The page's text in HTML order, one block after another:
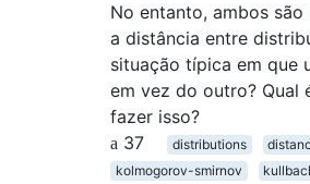
No entanto, ambos
a distância entre
situação típica em que
em vez do outro? Qual
fazer isso?
37
distributions
kolmogorov-smirnov